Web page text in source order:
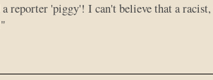
reporter 'piggy'! I can't believe that a